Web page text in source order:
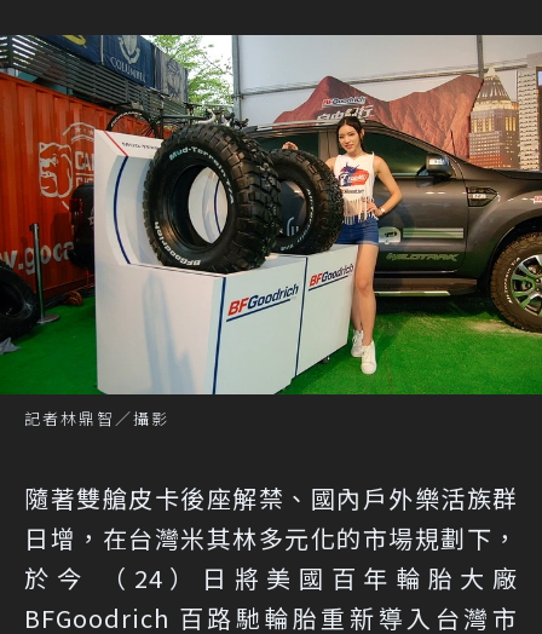
記者林鼎智／攝影
隨著雙艙皮卡後座解禁、國內戶外樂活族群
日增，在台灣米其林多元化的市場規劃下，
於今 （24）日將美國百年輪胎大廠
BFGoodrich 百路馳輪胎重新導入台灣市